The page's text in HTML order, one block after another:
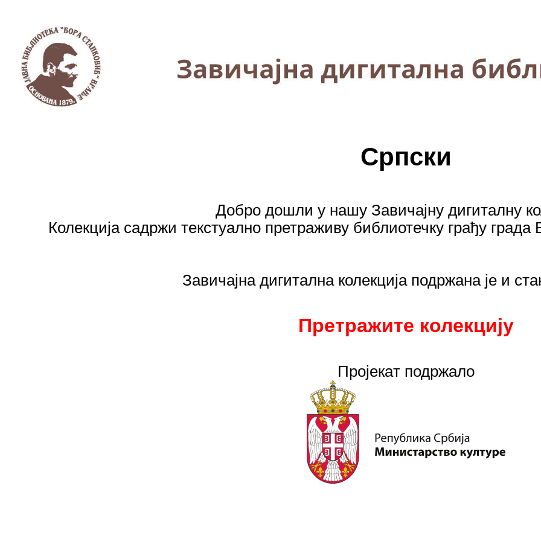
Српски
Добро дошли у нашу Завичајну дигиталну
Колекција садржи текстуално претраживу библиотечку грађу
Завичајна дигитална колекција подржана је и
Претражите колекцију
Пројекaт подржало